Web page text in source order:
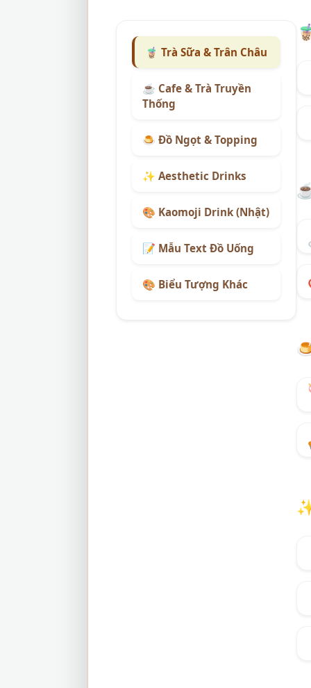
🧋 Trà Sữa & Trân Châu
☕ Cafe & Trà Truyền
Thống
🍮 Đồ Ngọt & Topping
✨ Aesthetic Drinks
🎨 Kaomoji Drink (Nhật)
📝 Mẫu Text Đồ Uống
🎨 Biểu Tượng Khác